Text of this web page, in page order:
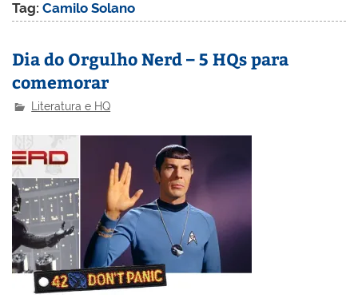
Tag:Camilo Solano
Dia do Orgulho Nerd – 5 HQs para
comemorar
Literatura e HQ